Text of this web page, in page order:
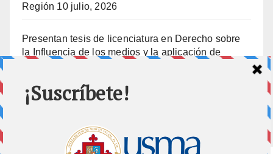
Región 10 julio, 2026
Presentan tesis de licenciatura en Derecho sobre
la Influencia de los medios y la aplicación de